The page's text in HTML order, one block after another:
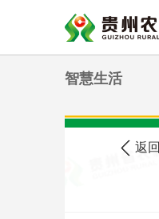
智慧生活
您现在的位置:
返回